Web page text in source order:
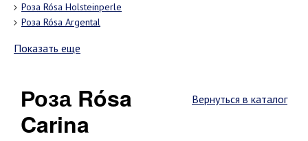
Роза Rósa Holsteinperle
Роза Rósa Argental
Показать еще
Вернуться в каталог
Роза Rósa
Carina